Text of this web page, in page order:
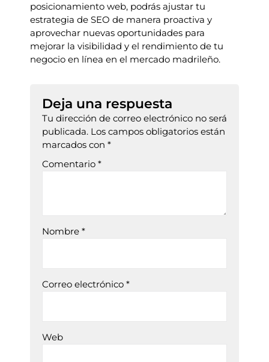
posicionamiento web, podrás ajustar tu
estrategia de SEO de manera proactiva y
aprovechar nuevas oportunidades para
mejorar la visibilidad y el rendimiento de tu
negocio en línea en el mercado madrileño.
Deja una respuesta
Tu dirección de correo electrónico no será
publicada. Los campos obligatorios están
marcados con *
Comentario *
Nombre *
Correo electrónico *
Web